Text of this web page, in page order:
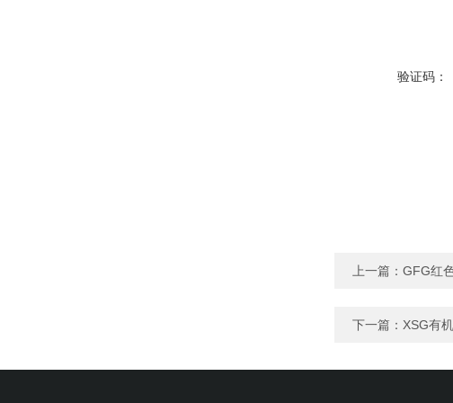
验证码：
上一篇： GFG红
下一篇： XSG有